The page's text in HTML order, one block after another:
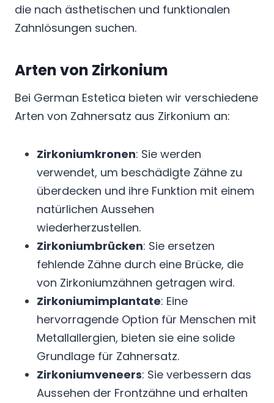
die nach ästhetischen und funktionalen
Zahnlösungen suchen.
Arten von Zirkonium
Bei German Estetica bieten wir verschiedene
Arten von Zahnersatz aus Zirkonium an:
Zirkoniumkronen: Sie werden
verwendet, um beschädigte Zähne zu
überdecken und ihre Funktion mit einem
natürlichen Aussehen
wiederherzustellen.
Zirkoniumbrücken: Sie ersetzen
fehlende Zähne durch eine Brücke, die
von Zirkoniumzähnen getragen wird.
Zirkoniumimplantate: Eine
hervorragende Option für Menschen mit
Metallallergien, bieten sie eine solide
Grundlage für Zahnersatz.
Zirkoniumveneers: Sie verbessern das
Aussehen der Frontzähne und erhalten